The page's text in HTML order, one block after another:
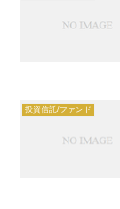
投資信託/ファンド